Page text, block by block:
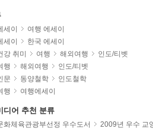
세이
여행 에세이
세이
한국 에세이
강 취미 여행 해외여행
인도/티벳
행 해외여행
인도/티벳
문 동양철학
인도철학
행 여행에세이
디어 추천 분류
화체육관광부선정 우수도서 2009년 우수 교